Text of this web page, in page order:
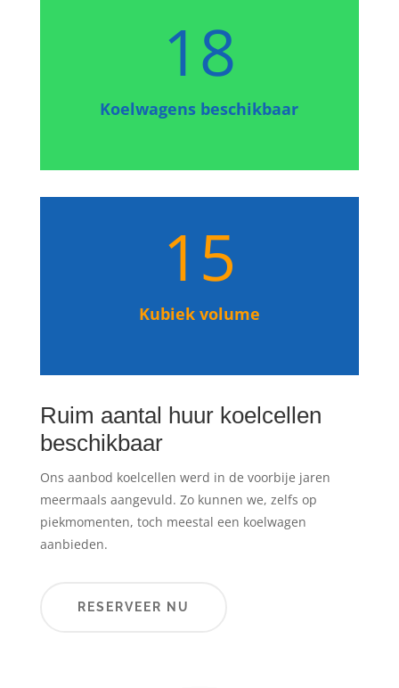
18
Koelwagens beschikbaar
15
Kubiek volume
Ruim aantal huur koelcellen
beschikbaar
Ons aanbod koelcellen werd in de voorbije jaren
meermaals aangevuld. Zo kunnen we, zelfs op
piekmomenten, toch meestal een koelwagen
aanbieden.
RESERVEER NU